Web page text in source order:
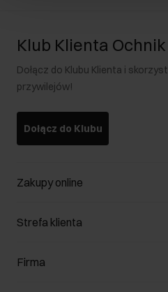
Klub Klienta Ochnik
Dołącz do Klubu Klienta i
przywilejów!
Dołącz do Klubu
Zakupy online
Zarządzaj cookies
Formy płatności
Strefa klienta
Klub Klienta
Firma